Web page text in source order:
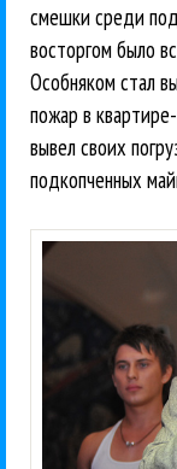
смешки среди
восторгом было
Особняком стал
пожар в
вывел своих
подкопченных